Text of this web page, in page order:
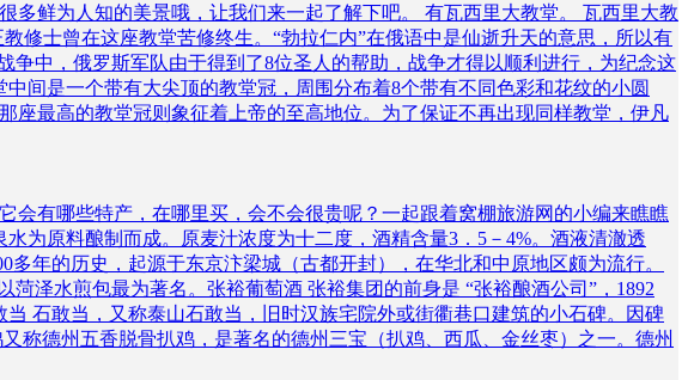
鲜为人知的美景哦，让我们来一起了解下吧。 有瓦西里大教堂。 瓦西里大教
修士曾在这座教堂苦修终生。“勃拉仁内”在俄语中是仙逝升天的意思，所以有
争中，俄罗斯军队由于得到了8位圣人的帮助，战争才得以顺利进行，为纪念这
是一个带有大尖顶的教堂冠，周围分布着8个带有不同色彩和花纹的小圆
最高的教堂冠则象征着上帝的至高地位。为了保证不再出现同样教堂，伊凡
有哪些特产，在哪里买，会不会很贵呢？一起跟着窝棚旅游网的小编来瞧瞧
为原料酿制而成。原麦汁浓度为十二度，酒精含量3．5－4%。酒液清澈透
年的历史，起源于东京汴梁城（古都开封），在华北和中原地区颇为流行。
泽水煎包最为著名。张裕葡萄酒 张裕集团的前身是 “张裕酿酒公司”，1892
石敢当，又称泰山石敢当，旧时汉族宅院外或街衢巷口建筑的小石碑。因碑
称德州五香脱骨扒鸡，是著名的德州三宝（扒鸡、西瓜、金丝枣）之一。德州